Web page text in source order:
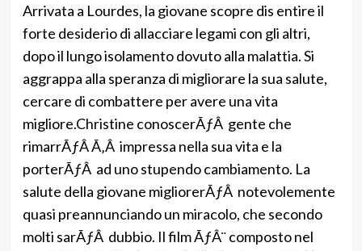
Arrivata a Lourdes, la giovane scopre dis entire il
forte desiderio di allacciare legami con gli altri,
dopo il lungo isolamento dovuto alla malattia. Si
aggrappa alla speranza di migliorare la sua salute,
cercare di combattere per avere una vita
migliore.Christine conoscerÃƒÂ gente che
rimarrÃƒÂ Ã‚Â impressa nella sua vita e la
porterÃƒÂ ad uno stupendo cambiamento. La
salute della giovane migliorerÃƒÂ notevolemente
quasi preannunciando un miracolo, che secondo
molti sarÃƒÂ dubbio. Il film ÃƒÂ¨ composto nel